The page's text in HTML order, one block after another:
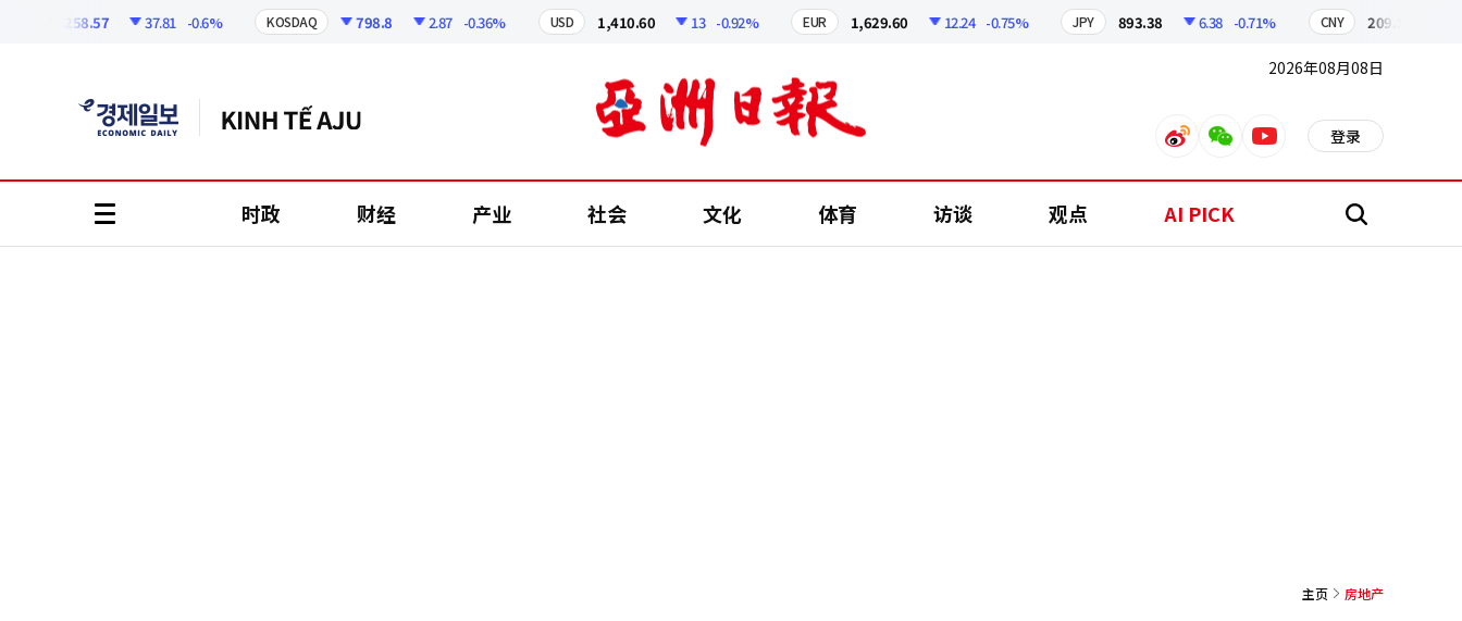
6258.57 37.81 -0.6% KOSDAQ 798.8 2.87 -0.36% USD 1,410.60 13 -0.92% EUR 1,629.60 12.24 -0.75% JPY 893.38 6.38 -0.71% CNY 209.17
2026年08月08日
weiboweixinyoutube 登录
时政 财经 产业 社会 文化 体育 访谈 观点 AI PICK 搜
主页 房地产